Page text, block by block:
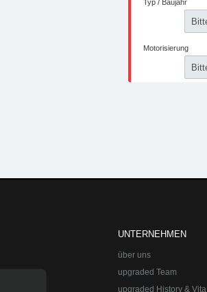
UNTERNEHMEN
über uns
upgraded Team
upgraded History & Vita